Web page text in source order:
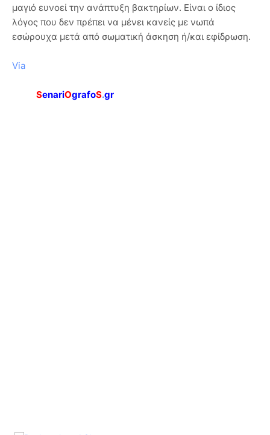
μαγιό ευνοεί την ανάπτυξη βακτηρίων. Είναι ο ίδιος
λόγος που δεν πρέπει να μένει κανείς με νωπά
εσώρουχα μετά από σωματική άσκηση ή/και εφίδρωση.
Via
SenariOgrafoS.gr